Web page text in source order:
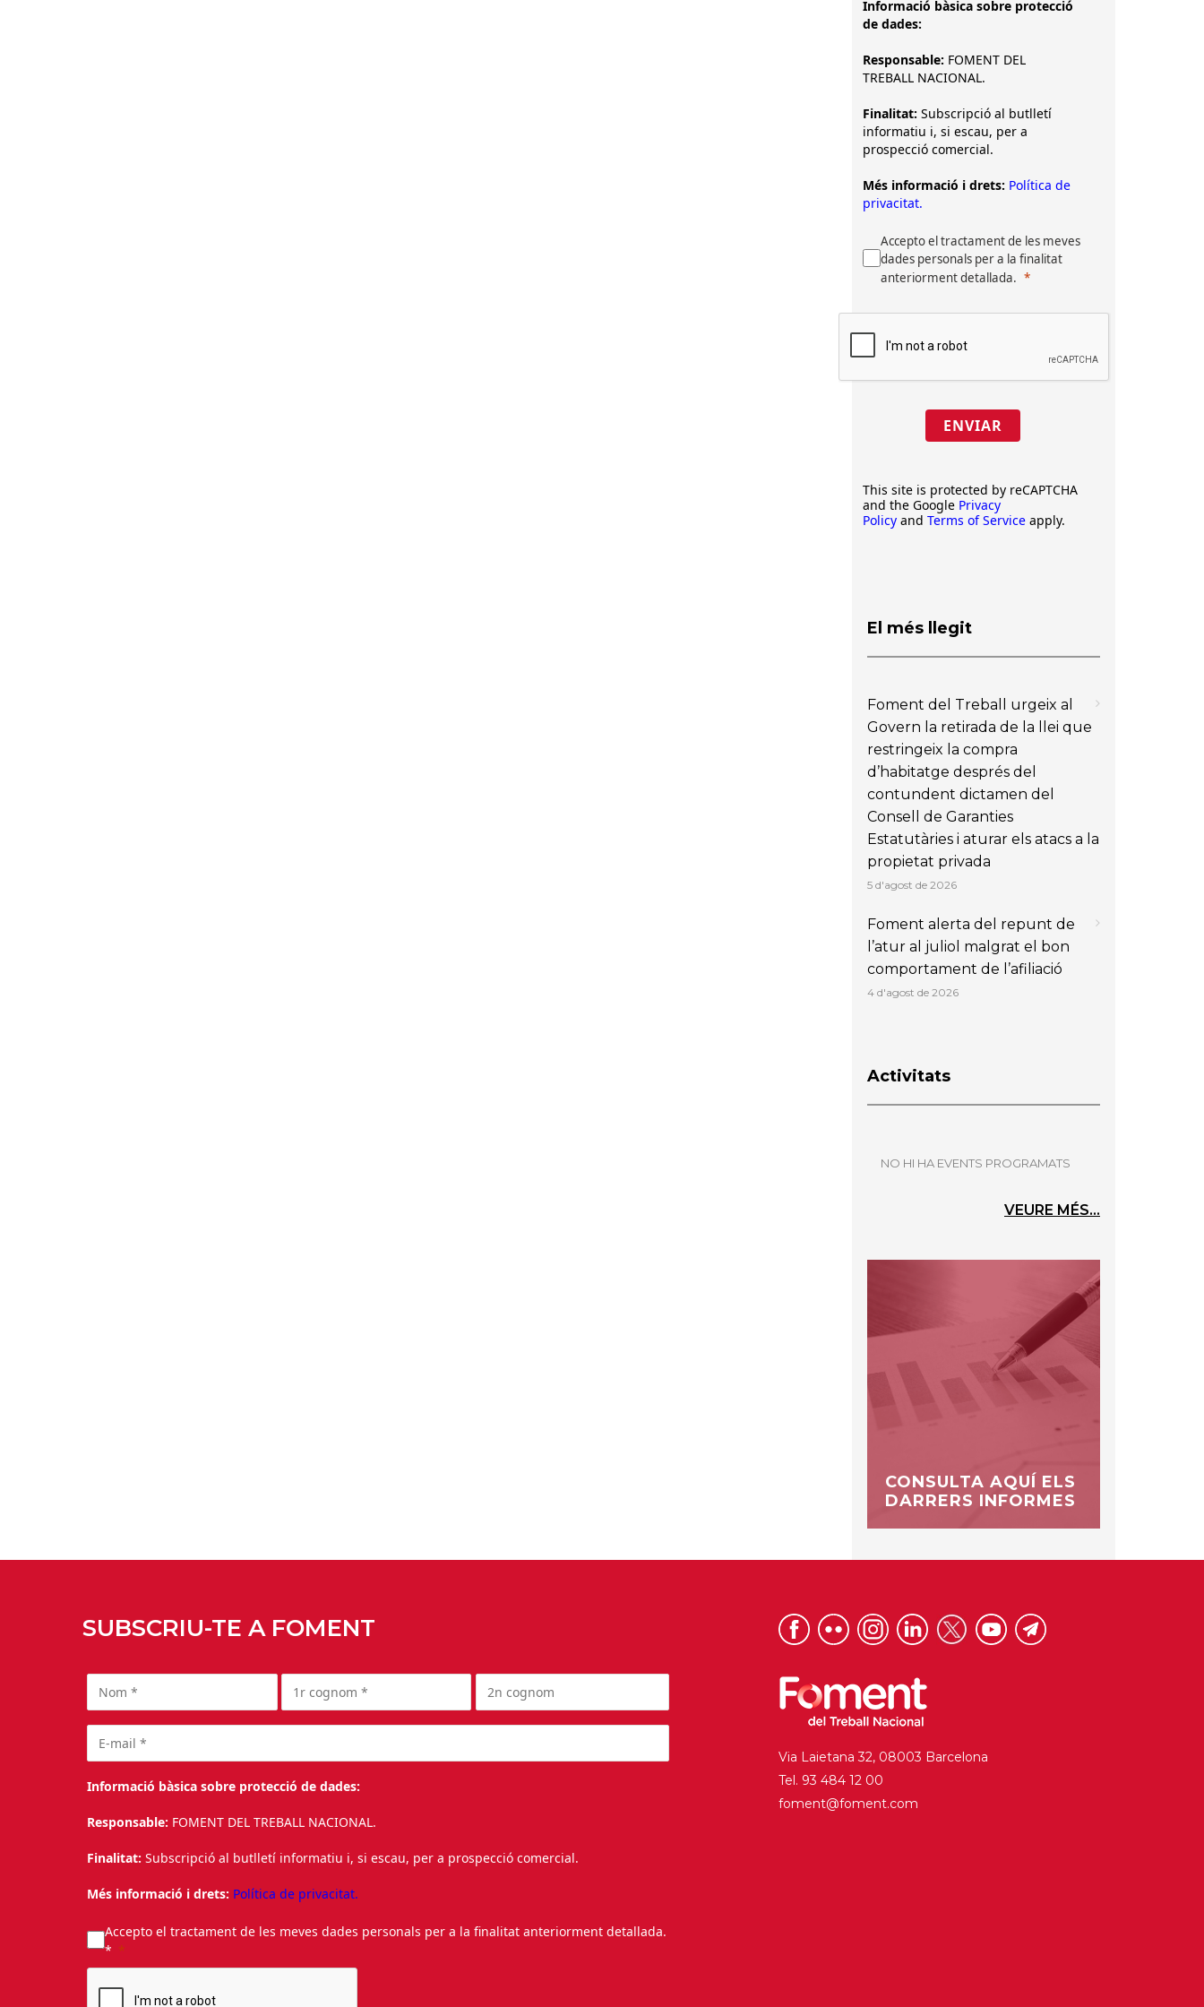
Informació bàsica sobre protecció
de dades:
Responsable: FOMENT DEL
TREBALL NACIONAL.
Finalitat: Subscripció al butlletí
informatiu i, si escau, per a
prospecció comercial.
Més informació i drets: Política de
privacitat.
Accepto el tractament de les meves
dades personals per a la finalitat
anteriorment detallada.
ENVIAR
This site is protected by reCAPTCHA
and the Google Privacy
Policy and Terms of Service apply.
El més llegit
Foment del Treball urgeix al
Govern la retirada de la llei que
restringeix la compra
d’habitatge després del
contundent dictamen del
Consell de Garanties
Estatutàries i aturar els atacs a la
propietat privada
5 d'agost de 2026
Foment alerta del repunt de
l’atur al juliol malgrat el bon
comportament de l’afiliació
4 d'agost de 2026
Activitats
NO HI HA EVENTS PROGRAMATS
VEURE MÉS...
CONSULTA AQUÍ ELS
DARRERS INFORMES
SUBSCRIU-TE A FOMENT
Informació bàsica sobre protecció de dades:
Responsable: FOMENT DEL TREBALL NACIONAL.
Finalitat: Subscripció al butlletí informatiu i, si escau, per a prospecció comercial.
Més informació i drets: Política de privacitat.
Accepto el tractament de les meves dades personals per a la finalitat anteriorment detallada.
*
Via Laietana 32, 08003 Barcelona
Tel. 93 484 12 00
foment@foment.com